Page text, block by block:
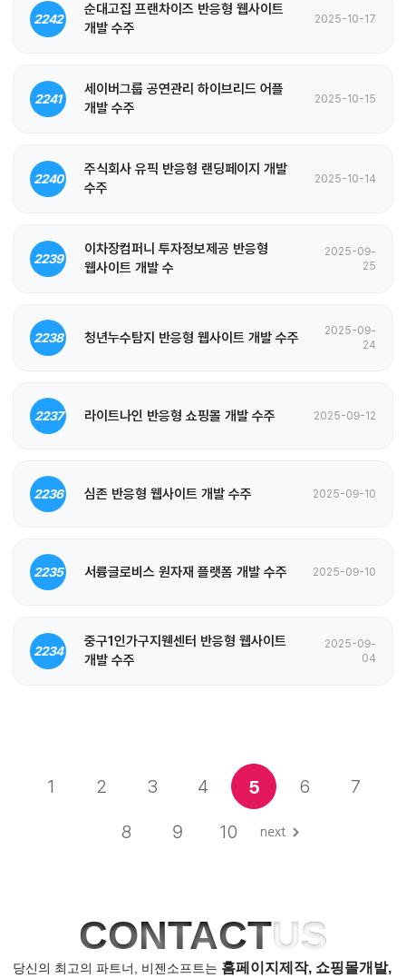
2242
순대고집 프랜차이즈 반응형 웹사이트
개발 수주
2025-10-17
2241
세이버그룹 공연관리 하이브리드 어플
개발 수주
2025-10-15
2240
주식회사 유픽 반응형 랜딩페이지 개발
수주
2025-10-14
2239
이차장컴퍼니 투자정보제공 반응형
웹사이트 개발 수
2025-09-
25
2238 청년누수탐지 반응형 웹사이트 개발 수주
2025-09-
24
2237 라이트나인 반응형 쇼핑몰 개발 수주 2025-09-12
2236 심존 반응형 웹사이트 개발 수주 2025-09-10
2235 서륭글로비스 원자재 플랫폼 개발 수주 2025-09-10
2234
중구1인가구지웬센터 반응형 웹사이트
개발 수주
2025-09-
04
1 2 3 4 5 6 7
8 9 10
CONTACTUS
당신의 최고의 파트너, 비젠소프트는 홈페이지제작, 쇼핑몰개발,